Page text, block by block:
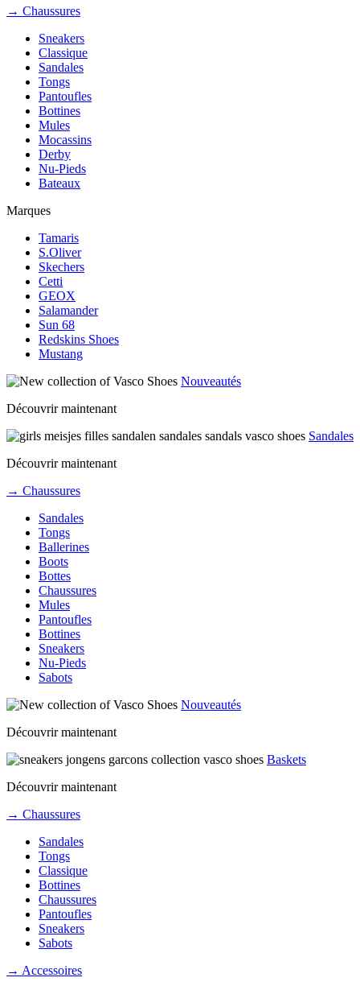
→ Chaussures
Sneakers
Classique
Sandales
Tongs
Pantoufles
Bottines
Mules
Mocassins
Derby
Nu-Pieds
Bateaux
Marques
Tamaris
S.Oliver
Skechers
Cetti
GEOX
Salamander
Sun 68
Redskins Shoes
Mustang
Nouveautés
Découvrir maintenant
Sandales
Découvrir maintenant
→ Chaussures
Sandales
Tongs
Ballerines
Boots
Bottes
Chaussures
Mules
Pantoufles
Bottines
Sneakers
Nu-Pieds
Sabots
Nouveautés
Découvrir maintenant
Baskets
Découvrir maintenant
→ Chaussures
Sandales
Tongs
Classique
Bottines
Chaussures
Pantoufles
Sneakers
Sabots
→ Accessoires